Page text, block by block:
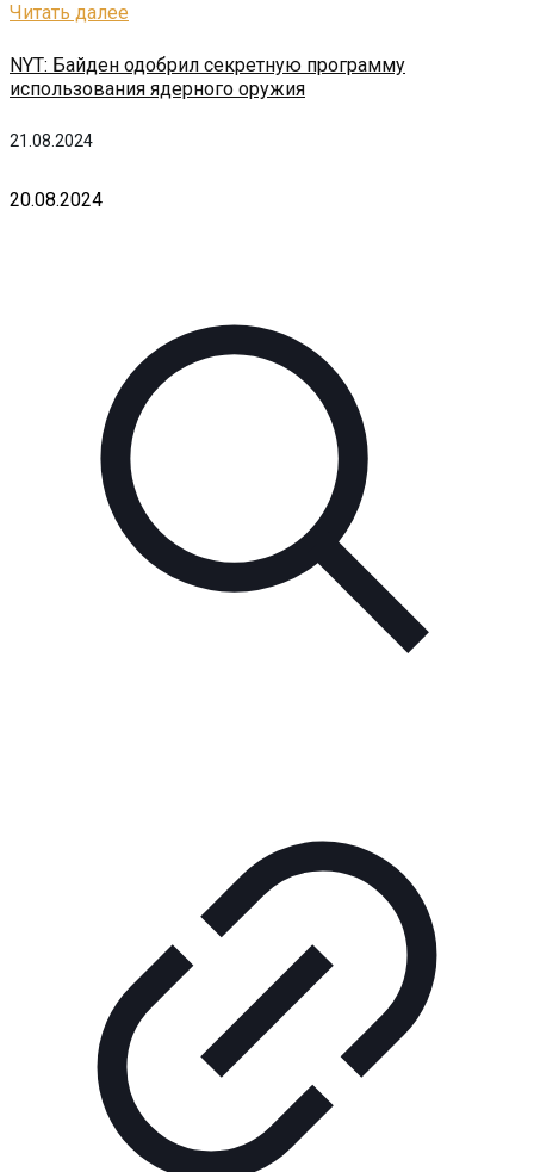
21.08.2024
NYT: Байден одобрил секретную программу
использования ядерного оружия
Читать далее
20.08.2024